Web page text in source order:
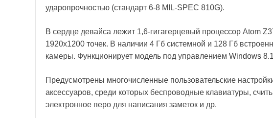
ударопрочностью (стандарт 6-8 MIL-SPEC 810G).
В сердце девайса лежит 1,6-гигагерцевый процессор Atom
1920x1200 точек. В наличии 4 Гб системной и 128 Гб
камеры. Функционирует модель под управлением Windows 8.1
Предусмотрены многочисленные пользовательские
аксессуаров, среди которых беспроводные клавиатуры,
электронное перо для написания заметок и др.